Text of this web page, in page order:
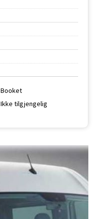
Booket
Ikke tilgjengelig